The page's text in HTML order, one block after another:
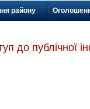
району
до публічної